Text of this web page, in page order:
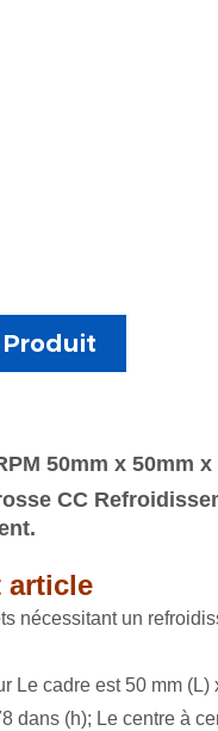
Produit
50mm x 50mm
CC
article
nécessitant un
Le cadre est 50 mm
dans (h); Le centre à